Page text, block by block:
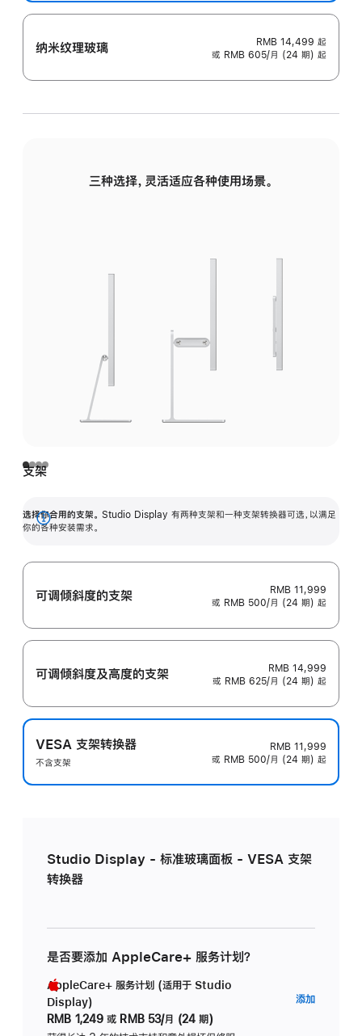
纳米纹理玻璃 RMB 14,499 起
或 RMB 605/月 (24 期) 起
三种选择，灵活适应各种使用场景。
支架
选择你合用的支架。 Studio Display 有两种支架和一种支架转换器可选，以满足
你的各种安装需求。
展
可调倾斜度的支架
RMB 11,999
或 RMB 500/月 (24 期) 起
可调倾斜度及高‍度的支‍架
RMB 14,999
或 RMB 625/月 (24 期) 起
VESA 支架转换器
不含支架
RMB 11,999
或 RMB 500/月 (24 期) 起
Studio Display - 标准玻璃面板 - VESA 支架
转换器
是否要添加 AppleCare+ 服务计划？
AppleCare+ 服务计划 (适用于 Studio
Display)
RMB 1,249 或 RMB 53/月 (24 期)
添加